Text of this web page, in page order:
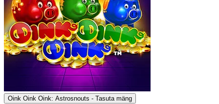
Oink Oink Oink: Astrosnouts - Tasuta mäng